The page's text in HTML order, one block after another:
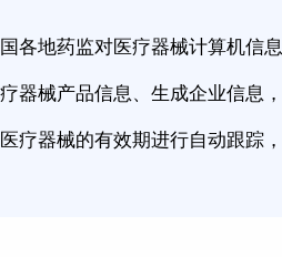
各地药监对医疗器械计算机信
器械产品信息、生成企业信息
疗器械的有效期进行自动跟踪